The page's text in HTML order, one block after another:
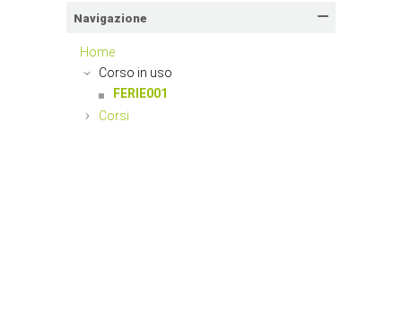
Navigazione
Home
Corso in uso
FERIE001
Corsi